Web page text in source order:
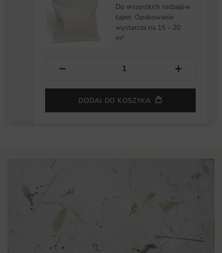
Do wszystkich rodzajów
tapet. Opakowanie
wystarcza na 15 - 20
m².
− +
DODAJ DO KOSZYKA